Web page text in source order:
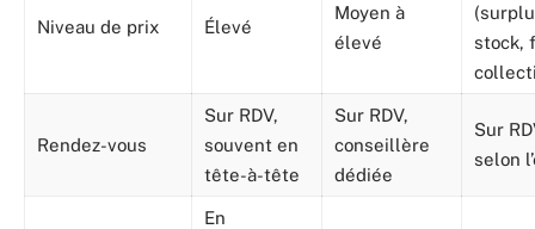
Niveau de prix Élevé
Moyen à
élevé
stock,
Rendez-vous
Sur RDV,
souvent en
tête-à-tête
Sur RDV,
conseillère
dédiée
Sur
selon
En